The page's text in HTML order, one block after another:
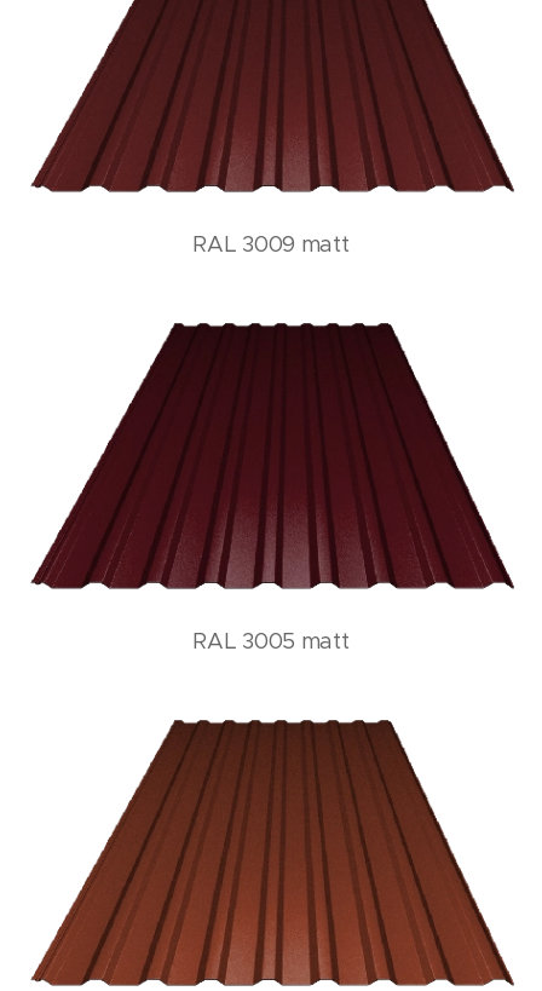
RAL 3009 matt
RAL 3005 matt